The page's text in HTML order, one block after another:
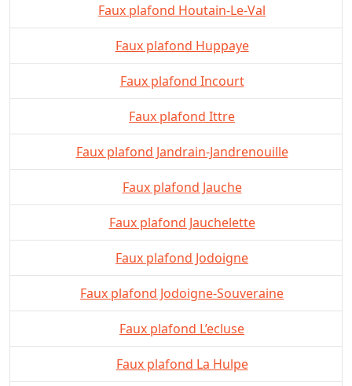
Faux plafond Houtain-Le-Val
Faux plafond Huppaye
Faux plafond Incourt
Faux plafond Ittre
Faux plafond Jandrain-Jandrenouille
Faux plafond Jauche
Faux plafond Jauchelette
Faux plafond Jodoigne
Faux plafond Jodoigne-Souveraine
Faux plafond L’ecluse
Faux plafond La Hulpe